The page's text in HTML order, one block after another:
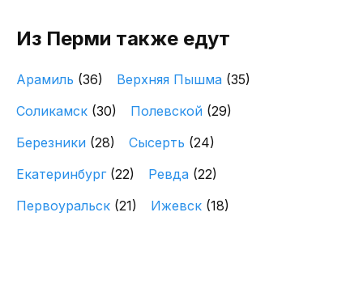
Из Перми также едут
Арамиль (36) Верхняя Пышма (35)
Соликамск (30) Полевской (29)
Березники (28) Сысерть (24)
Екатеринбург (22) Ревда (22)
Первоуральск (21) Ижевск (18)